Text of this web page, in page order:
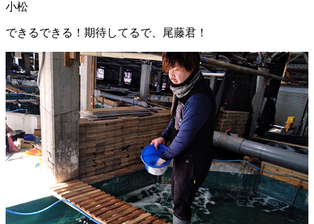
小松
できるできる！期待してるで、尾藤君！